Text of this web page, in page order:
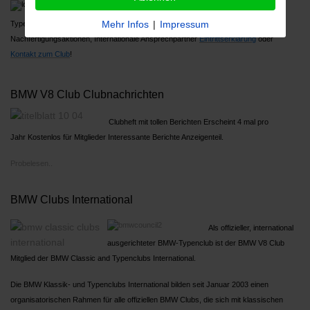
Typenreferenten
Nachfertigungsaktionen, Internationale AnsprechpartnerEintrittserklärungoder
Kontakt zum Club!
BMW V8 Club Clubnachrichten
Clubheft mit tollen Berichten Erscheint 4 mal pro
Jahr Kostenlos für Mitglieder Interessante Berichte Anzeigenteil.
BMW Clubs International
Als offizieller, international
ausgerichteter BMW-Typenclub ist der BMW V8 Club
Mitglied der BMW Classic and Typenclubs International.
Die BMW Klassik- und Typenclubs International bilden seit Januar 2003 einen
organisatorischen Rahmen für alle offiziellen BMW Clubs, die sich mit klassischen
Mehr Infos | Impressum